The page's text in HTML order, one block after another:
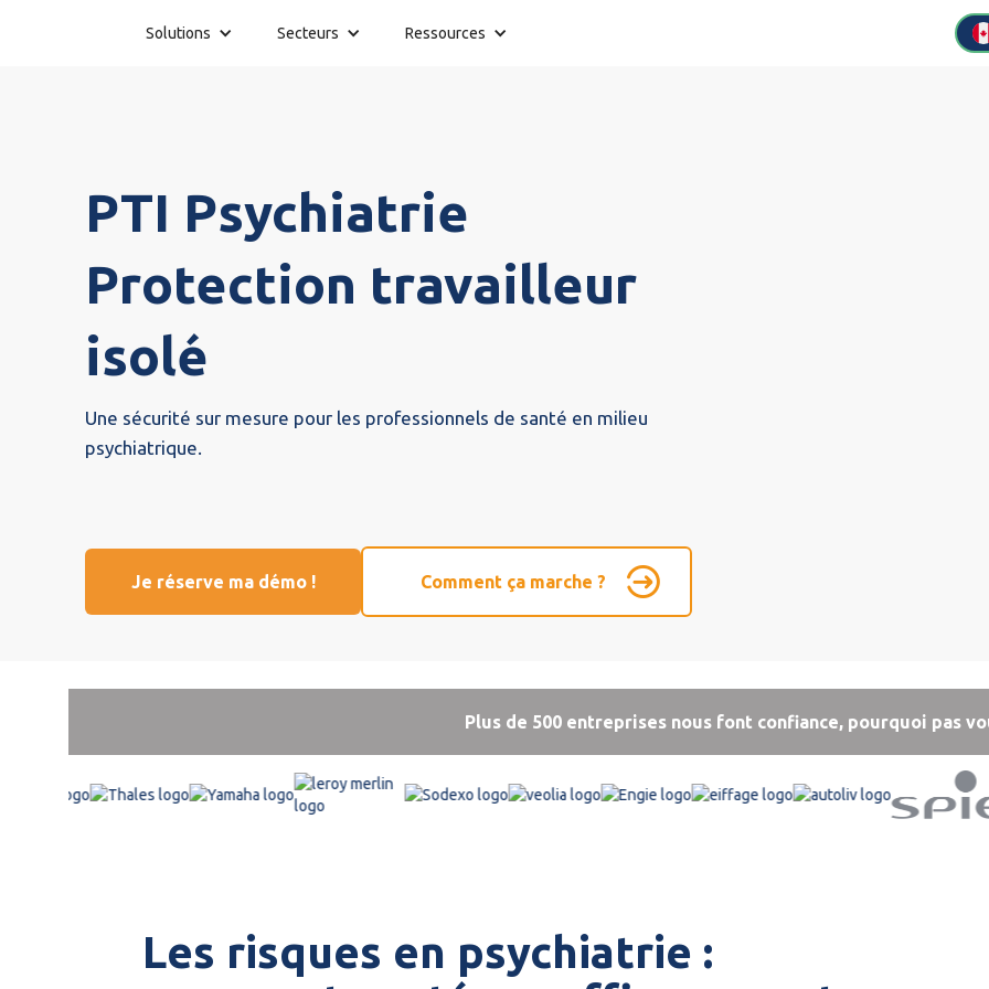
Solutions Secteurs Ressources
PTI Psychiatrie
Protection travailleur
isolé
Une sécurité sur mesure pour les professionnels de santé en milieu
psychiatrique.
Je réserve ma démo ! Comment ça marche ?
Plus de 500 entreprises nous font confiance, pourquoi pas
Les risques en psychiatrie :